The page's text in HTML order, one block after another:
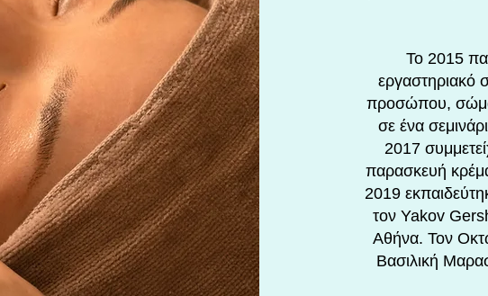
Το 2015
εργαστηριακό
προσώπου,
σε ένα
2017
παρασκευή
2019
τον Yakov
Αθήνα. Τον
Βασιλική